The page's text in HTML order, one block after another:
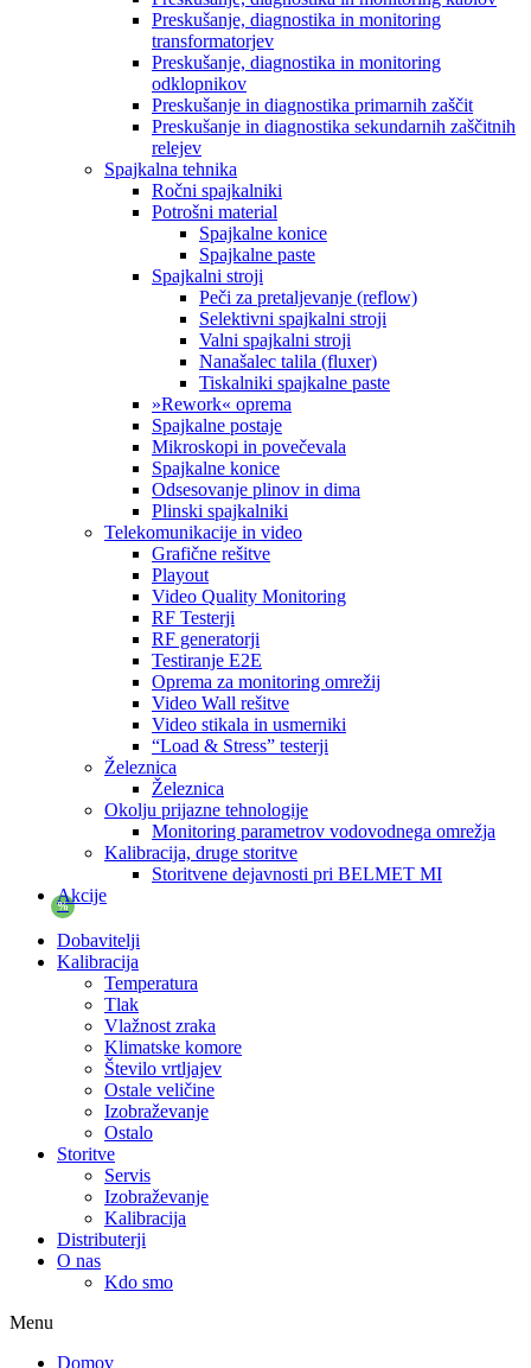
Preskušanje, diagnostika in monitoring
transformatorjev
Preskušanje, diagnostika in monitoring
odklopnikov
Preskušanje in diagnostika primarnih zaščit
Preskušanje in diagnostika sekundarnih zaščitnih
relejev
Spajkalna tehnika
Ročni spajkalniki
Potrošni material
Spajkalne konice
Spajkalne paste
Spajkalni stroji
Peči za pretaljevanje (reflow)
Selektivni spajkalni stroji
Valni spajkalni stroji
Nanašalec talila (fluxer)
Tiskalniki spajkalne paste
»Rework« oprema
Spajkalne postaje
Mikroskopi in povečevala
Spajkalne konice
Odsesovanje plinov in dima
Plinski spajkalniki
Telekomunikacije in video
Grafične rešitve
Playout
Video Quality Monitoring
RF Testerji
RF generatorji
Testiranje E2E
Oprema za monitoring omrežij
Video Wall rešitve
Video stikala in usmerniki
“Load & Stress” testerji
Železnica
Železnica
Okolju prijazne tehnologije
Monitoring parametrov vodovodnega omrežja
Kalibracija, druge storitve
Storitvene dejavnosti pri BELMET MI
Akcije
%
Dobavitelji
Kalibracija
Temperatura
Tlak
Vlažnost zraka
Klimatske komore
Število vrtljajev
Ostale veličine
Izobraževanje
Ostalo
Storitve
Servis
Izobraževanje
Kalibracija
Distributerji
O nas
Kdo smo
Menu
Domov